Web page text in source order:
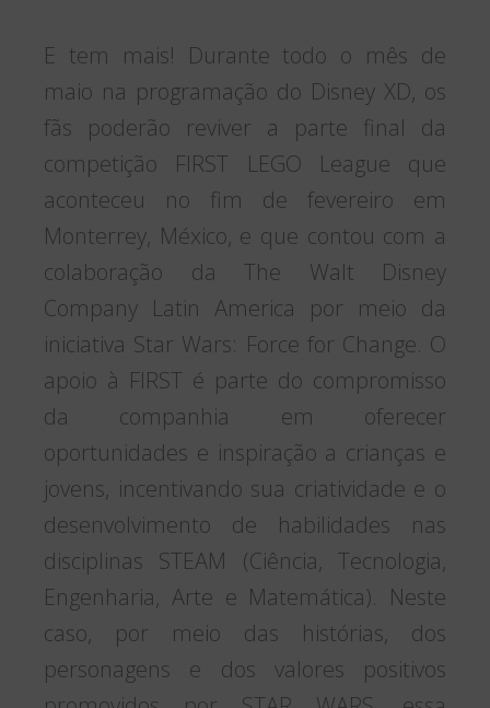
E tem mais! Durante todo o mês de
maio na programação do Disney XD, os
fãs poderão reviver a parte final da
competição FIRST LEGO League que
aconteceu no fim de fevereiro em
Monterrey, México, e que contou com a
colaboração da The Walt Disney
Company Latin America por meio da
iniciativa Star Wars: Force for Change. O
apoio à FIRST é parte do compromisso
da companhia em oferecer
oportunidades e inspiração a crianças e
jovens, incentivando sua criatividade e o
desenvolvimento de habilidades nas
disciplinas STEAM (Ciência, Tecnologia,
Engenharia, Arte e Matemática). Neste
caso, por meio das histórias, dos
personagens e dos valores positivos